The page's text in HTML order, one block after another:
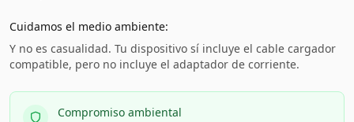
Cuidamos el medio ambiente:
Y no es casualidad. Tu dispositivo sí incluye el cable cargador
compatible, pero no incluye el adaptador de corriente.
Compromiso ambiental